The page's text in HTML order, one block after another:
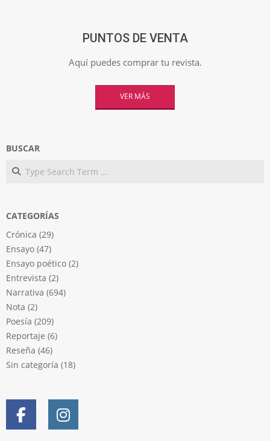
PUNTOS DE VENTA
Aquí puedes comprar tu revista.
VER MÁS
BUSCAR
Search
CATEGORÍAS
Crónica (29)
Ensayo (47)
Ensayo poético (2)
Entrevista (2)
Narrativa (694)
Nota (2)
Poesía (209)
Reportaje (6)
Reseña (46)
Sin categoría (18)